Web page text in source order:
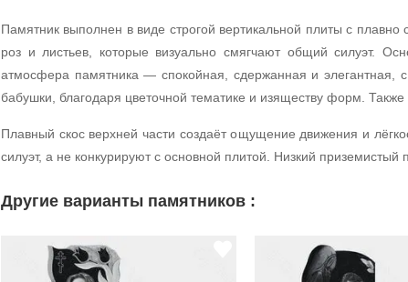
Памятник выполнен в виде строгой вертикальной плиты с
роз и листьев, которые визуально смягчают общий силуэт.
атмосфера памятника — спокойная, сдержанная и элегантная,
бабушки, благодаря цветочной тематике и изяществу форм.
Плавный скос верхней части создаёт ощущение движения и
силуэт, а не конкурируют с основной плитой. Низкий
Другие варианты памятников :